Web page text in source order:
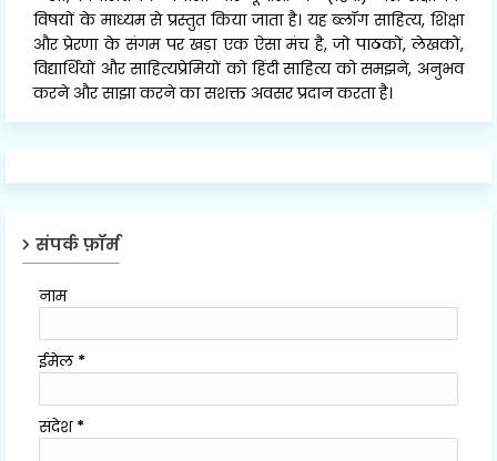
विषयों के माध्यम से प्रस्तुत किया जाता है। यह ब्लॉग साहित्य, शिक्षा
और प्रेरणा के संगम पर खड़ा एक ऐसा मंच है, जो पाठकों, लेखकों,
विद्यार्थियों और साहित्यप्रेमियों को हिंदी साहित्य को समझने, अनुभव
करने और साझा करने का सशक्त अवसर प्रदान करता है।
संपर्क फ़ॉर्म
नाम
ईमेल *
संदेश *